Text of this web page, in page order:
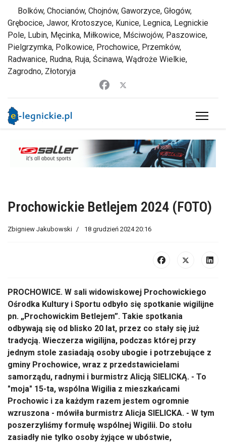
Bolków, Chocianów, Chojnów, Gaworzyce, Głogów,
Grębocice, Jawor, Krotoszyce, Kunice, Legnica, Legnickie
Pole, Lubin, Męcinka, Miłkowice, Mściwojów, Paszowice,
Pielgrzymka, Polkowice, Prochowice, Przemków,
Radwanice, Rudna, Ruja, Ścinawa, Wądroże Wielkie,
Zagrodno, Złotoryja
Prochowickie Betlejem 2024 (FOTO)
Zbigniew Jakubowski 18 grudzień 2024 20:16
PROCHOWICE. W sali widowiskowej Prochowickiego
Ośrodka Kultury i Sportu odbyło się spotkanie wigilijne
pn. „Prochowickim Betlejem”. Takie spotkania
odbywają się od blisko 20 lat, przez co stały się już
tradycją. Wieczerza wigilijna, podczas której przy
jednym stole zasiadają osoby ubogie i potrzebujące z
gminy Prochowice, wraz z przedstawicielami
samorządu, radnymi i burmistrz Alicją SIELICKĄ. - To
"moja" 15-ta, wspólna Wigilia z mieszkańcami
Prochowic i za każdym razem jestem ogromnie
wzruszona - mówiła burmistrz Alicja SIELICKA. - W tym
poszerzyliśmy formułę wspólnej Wigilii. Do stołu
zasiadły nie tylko osoby żyjące w ubóstwie,